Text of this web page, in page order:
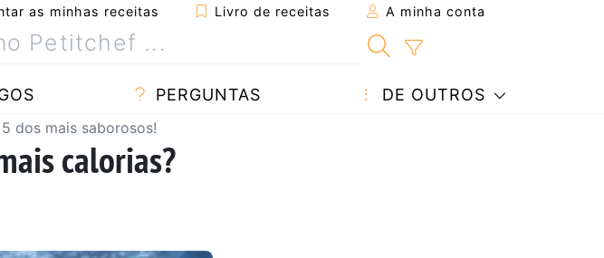
as minhas receitas Livro de receitas A minha conta
PERGUNTAS DE OUTROS
dos mais saborosos!
calorias?